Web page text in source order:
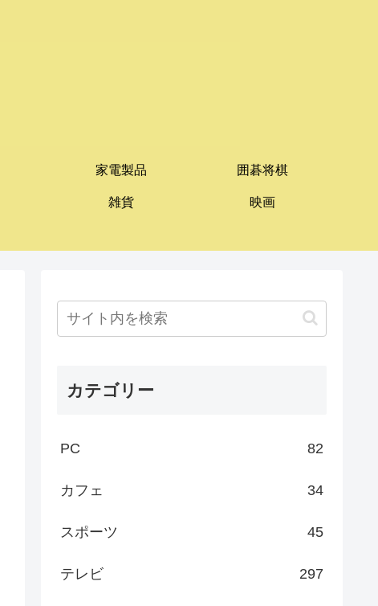
家電製品 囲碁将棋
雑貨 映画
カテゴリー
PC 82
カフェ 34
スポーツ 45
テレビ 297